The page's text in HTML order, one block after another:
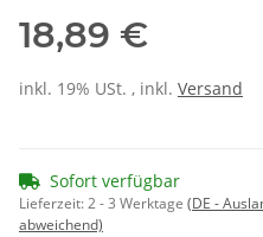
18,89 €
inkl. 19% USt. , inkl. Versand
Sofort verfügbar
Lieferzeit:2 - 3 Werktage (DE -
abweichend)